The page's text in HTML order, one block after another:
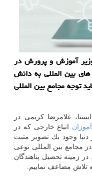
آموزش و پرورش در
بین المللی به دانش
توجه مجامع بین المللی
غلامرضا كریمی در
اتباع خارجی كه در
وجود یك تصویر مثبت
مجامع بین المللی نوعی
زمینه تحصیل پناهندگان
تلاش مضاعف نماییم.